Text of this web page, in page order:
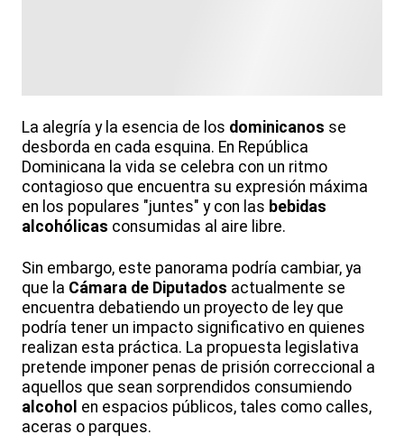
La alegría y la esencia de los dominicanos se
desborda en cada esquina. En República
Dominicana la vida se celebra con un ritmo
contagioso que encuentra su expresión máxima
en los populares "juntes" y con las bebidas
alcohólicas consumidas al aire libre.
Sin embargo, este panorama podría cambiar, ya
que la Cámara de Diputados actualmente se
encuentra debatiendo un proyecto de ley que
podría tener un impacto significativo en quienes
realizan esta práctica. La propuesta legislativa
pretende imponer penas de prisión correccional a
aquellos que sean sorprendidos consumiendo
alcohol en espacios públicos, tales como calles,
aceras o parques.